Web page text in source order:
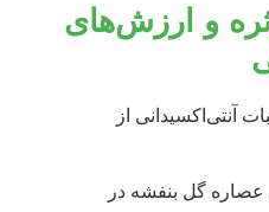
مؤثره و ارزش‌های
آنتی‌اکسیدانی از
گل بنفشه در